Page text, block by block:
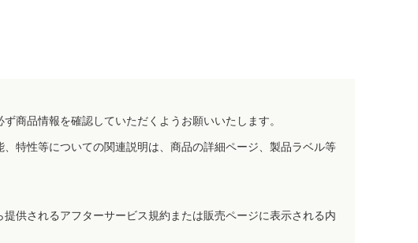
商品情報を確認していただくようお願いいたします。
特性等についての関連説明は、商品の詳細ページ、製品ラベル等
供されるアフターサービス規約または販売ページに表示される内